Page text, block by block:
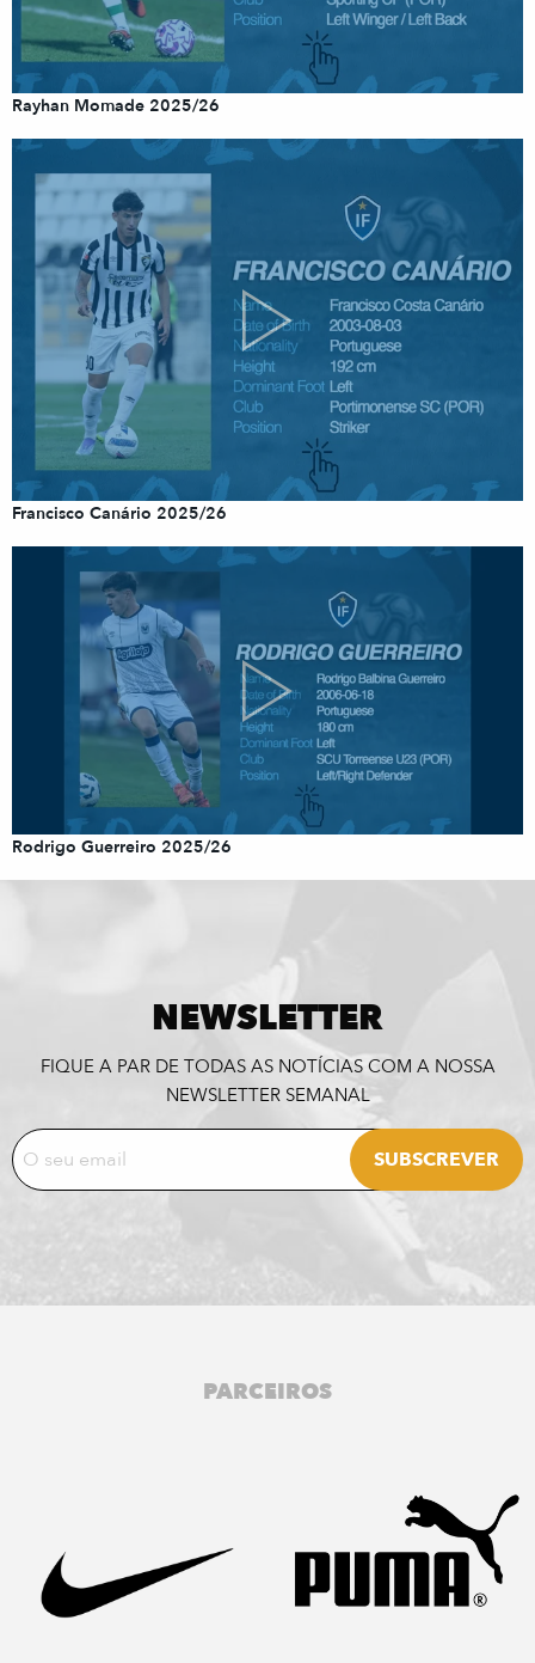
Rayhan Momade 2025/26
Francisco Canário 2025/26
Rodrigo Guerreiro 2025/26
NEWSLETTER
FIQUE A PAR DE TODAS AS NOTÍCIAS COM A NOSSA
NEWSLETTER SEMANAL
PARCEIROS